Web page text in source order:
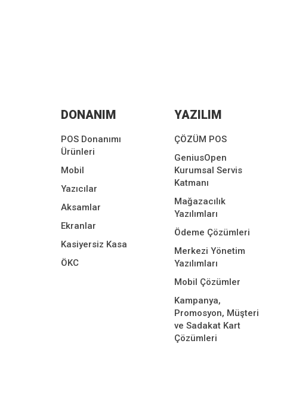
DONANIM
POS Donanımı
Ürünleri
Mobil
Yazıcılar
Aksamlar
Ekranlar
Kasiyersiz Kasa
ÖKC
YAZILIM
ÇÖZÜM POS
GeniusOpen
Kurumsal Servis
Katmanı
Mağazacılık
Yazılımları
Ödeme Çözümleri
Merkezi Yönetim
Yazılımları
Mobil Çözümler
Kampanya,
Promosyon, Müşteri
ve Sadakat Kart
Çözümleri